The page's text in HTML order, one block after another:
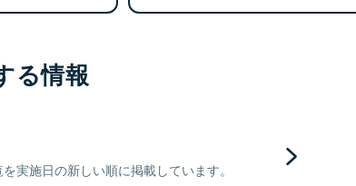
る情報
実施日の新しい順に掲載しています。